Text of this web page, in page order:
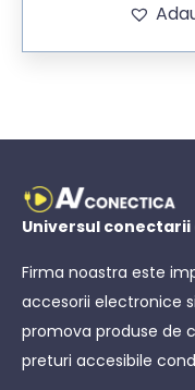
Universul conectarii
Firma noastra este
accesorii electronice
promova produse de
preturi accesibile